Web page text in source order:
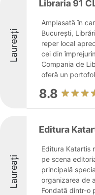
Laureați
Libraria 91
Amplasată în
București,
reper local
cei din
Compania de
oferă un
8.8
Laureați
Editura
Editura Katartis
pe scena
principală
organizarea de
Fondată dintr-o